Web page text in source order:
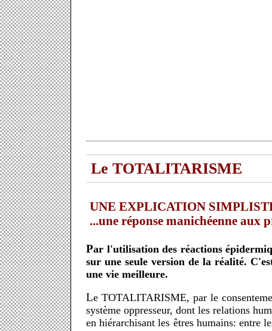
Le TOTALITARISME
UNE EXPLICATION
...une réponse manichéenne aux
Par l'utilisation des réactions épidermiques aux duretés non-acceptées de la vie, les dictateurs imposent sur autrui une organisation du monde bâtie
sur une seule version de la réalité.
une vie meilleure.
Le TOTALITARISME, par le consentement tacite et implicite de ses servants, veut régler la vie commune des individus et dicter leurs comportements. Un
système oppresseur, dont les relations
en hiérarchisant les êtres humains: entre